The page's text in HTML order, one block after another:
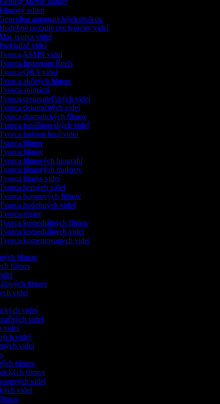
editor
automatických titulkov
pozadie pre tvorcov videí
tvorca videí
videí
ASMR videí
Instagram Reels
Q&A videí
akčných filmov
animácií
cestovateľských videí
dekoračných videí
dramatických filmov
fanúšikovských videí
fashion haul videí
filmov
filmov
filmových biografií
filmových trailerov
fitness videí
herných videí
hororových filmov
hudobných videí
intrier
komediálnych filmov
komediálnych videí
komentovaných videí
filmov
filmov
filmov
videí
videí
videí
videí
videí
videí
filmov
filmov
videí
videí